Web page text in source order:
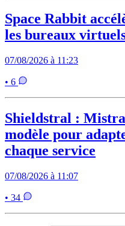
Space Rabbit
les bureaux
07/08/2026 à 11:23
• 6
Shieldstral :
modèle pour
chaque service
07/08/2026 à 11:07
• 34